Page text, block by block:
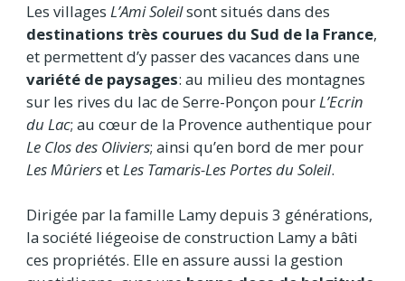
Les villages L’Ami Soleilsont situés dans des
destinations très courues du Sud de la France,
et permettent d’y passer des vacances dans une
variété de paysages: au milieu des montagnes
sur les rives du lac de Serre-Ponçon pourL’Ecrin
du Lac; au cœur de la Provence authentique pour
Le Clos des Oliviers; ainsi qu’en bord de mer pour
Les MûriersetLes Tamaris-Les Portes du Soleil.
Dirigée par la famille Lamy depuis 3 générations,
la société liégeoise de construction Lamy a bâti
ces propriétés. Elle en assure aussi la gestion